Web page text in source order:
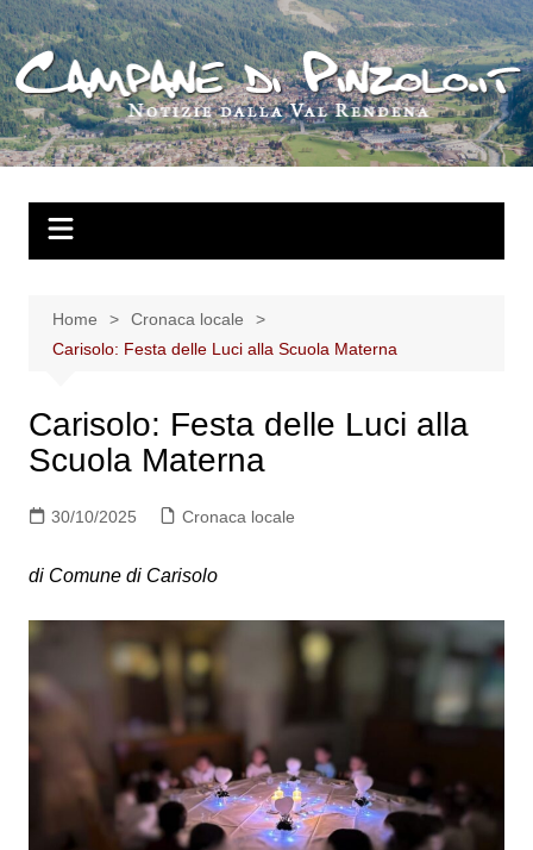
Salta
al
contenuto
Home
Cronaca locale
Carisolo: Festa delle Luci alla Scuola Materna
Carisolo: Festa delle Luci alla
Scuola Materna
30/10/2025 Cronaca locale
di Comune di Carisolo